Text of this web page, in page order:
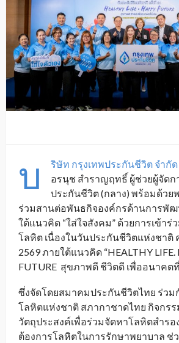
บ ริษัท กรุงเทพประกันชีวิต จำกั
อรนุช สำราญฤทธิ์ ผู้ช่วยผู้จัดก
ประกันชีวิต (กลาง) พร้อมด้วย
ร่วมสานต่อพันธกิจองค์กรด้านการพัฒ
ใต้แนวคิด “ใส่ใจสังคม” ด้วยการเข้าร่
โลหิต เนื่องในวันประกันชีวิตแห่งชาติ
2569 ภายใต้แนวคิด “HEALTHY LIFE.
FUTURE สุขภาพดี ชีวิตดี เพื่ออนาคต
ซึ่งจัดโดยสมาคมประกันชีวิตไทย ร่วม
โลหิตแห่งชาติ สภากาชาดไทย กิจกร
วัตถุประสงค์เพื่อร่วมจัดหาโลหิตสำรอ
ต้องการโลหิตในการรักษาพยาบาล ช่